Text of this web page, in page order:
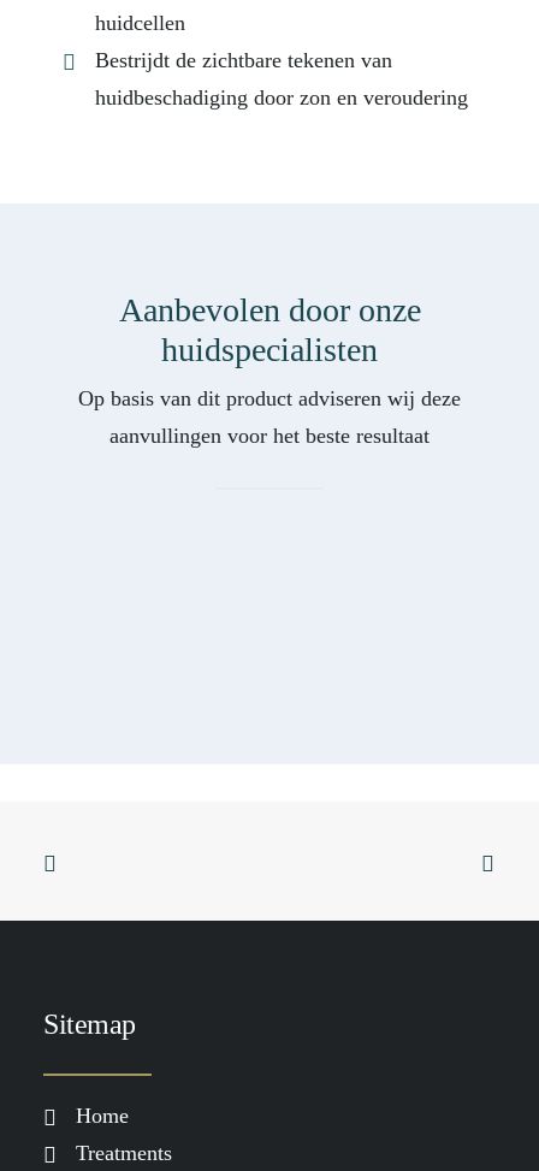
huidcellen
Bestrijdt de zichtbare tekenen van
huidbeschadiging door zon en veroudering
Aanbevolen door onze
huidspecialisten
Op basis van dit product adviseren wij deze
aanvullingen voor het beste resultaat
Sitemap
Home
Treatments